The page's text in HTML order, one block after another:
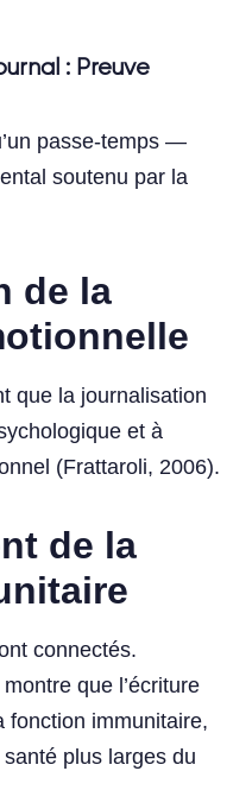
: Preuve
passe-temps —
soutenu par la
de la
que la journalisation
et à
(Frattaroli, 2006).
de la
connectés.
que l’écriture
fonction immunitaire,
plus larges du